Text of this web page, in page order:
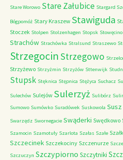
Stare Worowo Stare Załubice Stargard
Bógpomóż Stary Kraszew Stawiguda
Stoczek Stolpen Stolzenhagen Stopsk Stowęcino
Strachów Strachówka Stralsund Straszewo
Strzegocin Strzegowo
Strzyżewo Strzyżmin Strzyżów Sttenwijk
Stupsk Stęknica Stępnica Stężyca Suchacz
Sulechów Sulejów Sulerzyż Sulibórz
Sumowo Sumówko Suradówek Suskowola Susz
Swarzędz Swornegacie Swąderki Swędkowo
Szamocin Szamotuły Szarlota Szałas Szałe
Szczecinek Szczekociny Szczenurze
Szczuczyn Szczypiorno Szczytniki